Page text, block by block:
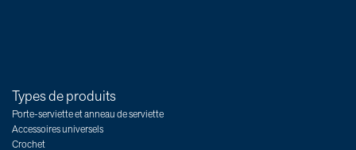
Types de produits
Porte-serviette et anneau de serviette
Accessoires universels
Crochet